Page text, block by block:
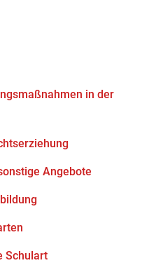
in der
Angebote
Schulart